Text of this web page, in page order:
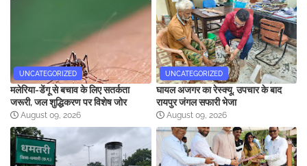
UNCATEGORIZED
मलेरिया-डेंगू से बचाव के लिए सतर्कता
जरूरी, जल शुद्धिकरण पर विशेष जोर
August 09, 2026
UNCATEGORIZED
घायल अजगर का रेस्क्यू, उपचार के बाद
रायपुर जंगल सफारी भेजा
August 09, 2026